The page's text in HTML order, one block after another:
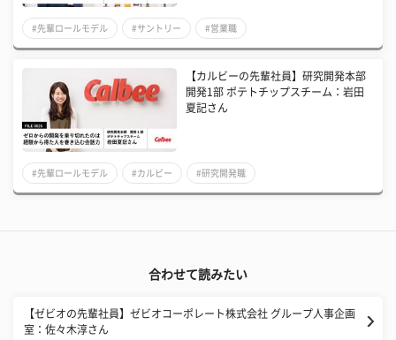
#先輩ロールモデル #サントリー #営業職
【カルビーの先輩社員】研究開発本部
開発1部 ポテトチップスチーム：岩田
夏記さん
#先輩ロールモデル #カルビー #研究開発職
合わせて読みたい
【ゼビオの先輩社員】ゼビオコーポレート株式会社 グループ人事企画
室：佐々木淳さん